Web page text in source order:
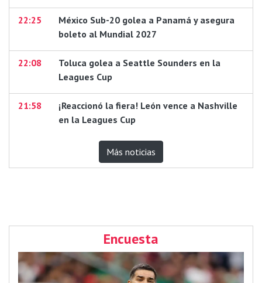
22:25
México Sub-20 golea a Panamá y asegura
boleto al Mundial 2027
22:08
Toluca golea a Seattle Sounders en la
Leagues Cup
21:58
¡Reaccionó la fiera! León vence a Nashville
en la Leagues Cup
Más noticias
Encuesta